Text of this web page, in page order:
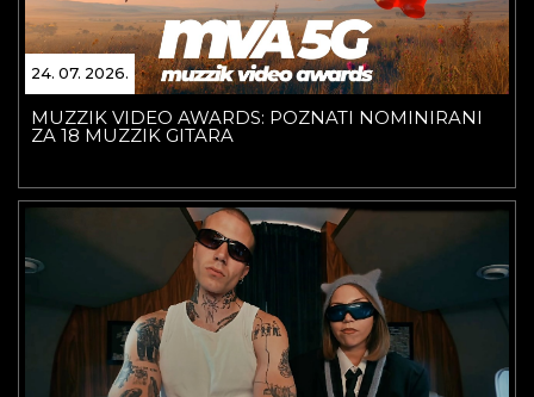
24. 07. 2026.
MUZZIK VIDEO AWARDS: POZNATI NOMINIRANI
ZA 18 MUZZIK GITARA